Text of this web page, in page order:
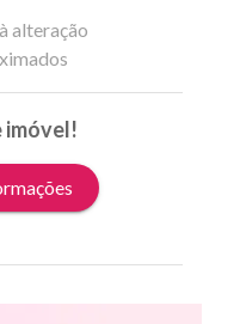
alteração
imóvel!